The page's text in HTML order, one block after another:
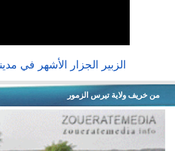
الزبير الجزار الأشهر في
من خريف ولاية تيرس الزمور